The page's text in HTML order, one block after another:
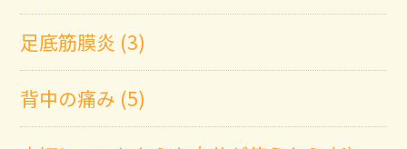
足底筋膜炎 (3)
背中の痛み (5)